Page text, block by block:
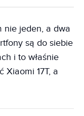
nie jeden, a dwa
są do siebie
i to właśnie
Xiaomi 17T, a